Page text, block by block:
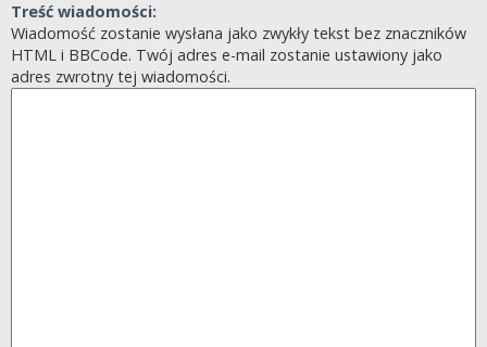
Treść wiadomości:
Wiadomość zostanie wysłana jako zwykły tekst bez znaczników
HTML i BBCode. Twój adres e-mail zostanie ustawiony jako
adres zwrotny tej wiadomości.